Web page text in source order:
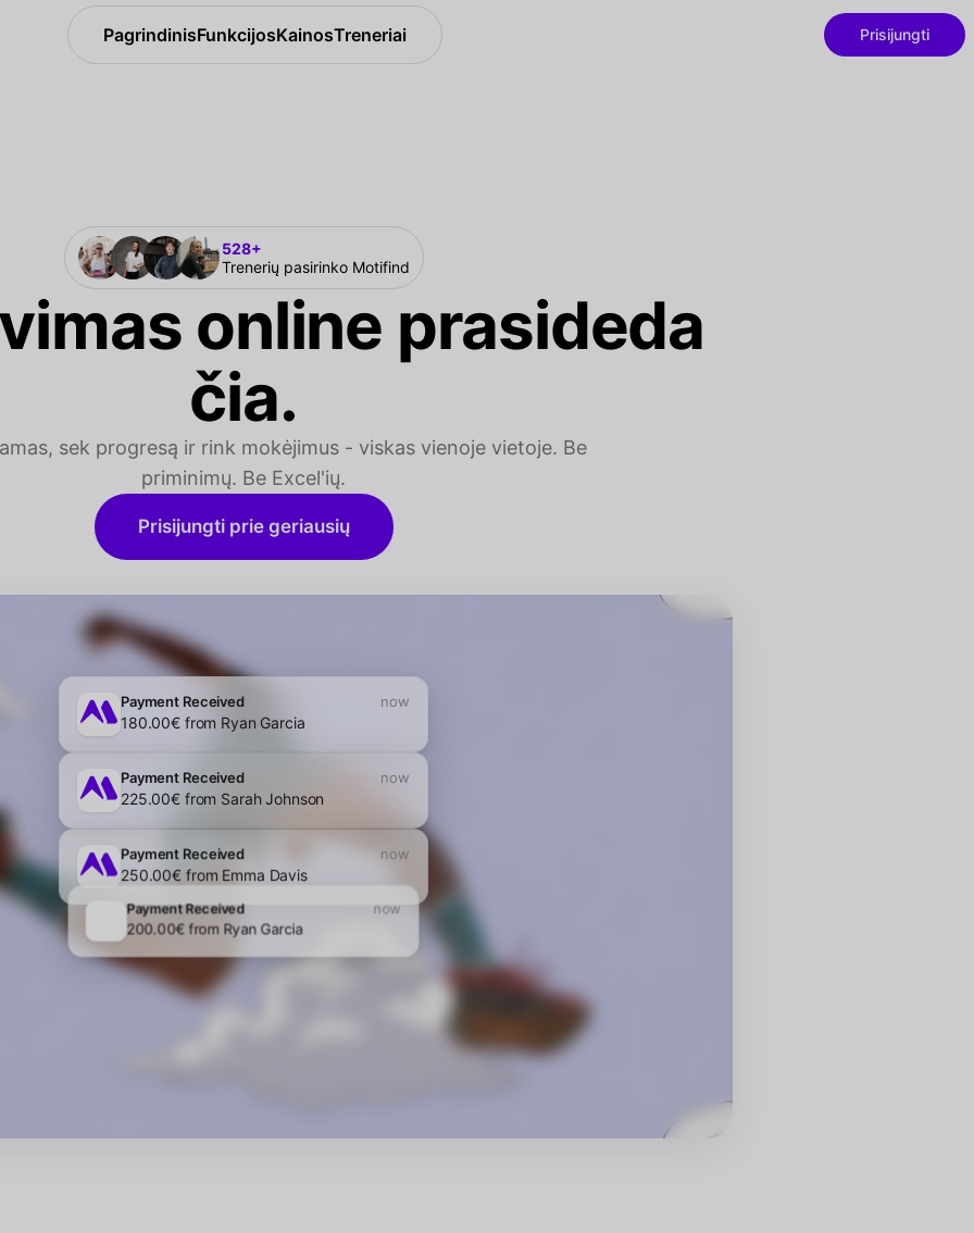
PagrindinisFunkcijosKainosTreneriai Prisijungti
528+
Trenerių pasirinko Motifind
online prasideda
čia.
sek progresą ir rink mokėjimus - viskas vienoje vietoje. Be
priminimų. Be Excel'ių.
Prisijungti prie geriausių
Monthly Training Program
150€
per month
Subscribe Now